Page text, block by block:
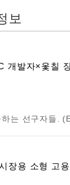
보
개발자×옻칠
는 선구자들.
장용 소형 고